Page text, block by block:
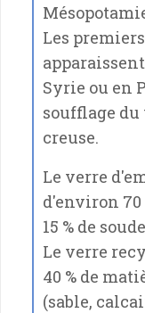
Les
apparaissent
Syrie ou en
soufflage
creuse.
Le verre
d'environ 70
15 % de
Le verre
40 % de
(sable,